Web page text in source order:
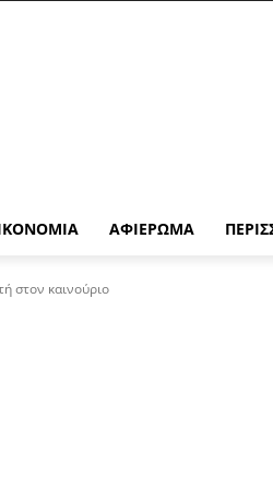
ΑΦΙΈΡΩΜΑ
στον καινούριο